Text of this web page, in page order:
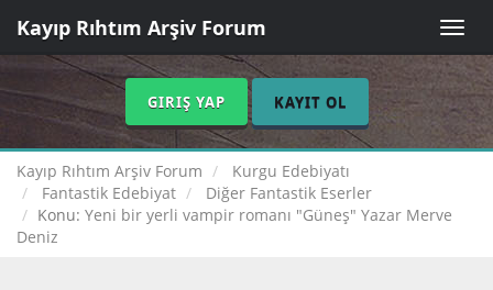
Toggle
Kayıp Rıhtım Arşiv Forum
GIRIŞ YAP KAYIT OL
Kayıp Rıhtım Arşiv Forum
Kurgu Edebiyatı
Fantastik Edebiyat
Diğer Fantastik Eserler
Konu: Yeni bir yerli vampir romanı "Güneş" Yazar Merve
Deniz